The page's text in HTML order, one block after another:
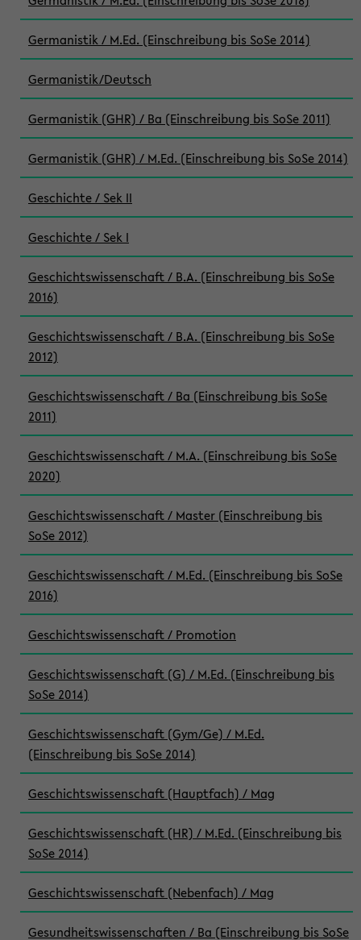
Germanistik / M.Ed. (Einschreibung bis SoSe 2014)
Germanistik/Deutsch
Germanistik (GHR) / Ba (Einschreibung bis SoSe 2011)
Germanistik (GHR) / M.Ed. (Einschreibung bis SoSe 2014)
Geschichte / Sek II
Geschichte / Sek I
Geschichtswissenschaft / B.A. (Einschreibung bis SoSe
2016)
Geschichtswissenschaft / B.A. (Einschreibung bis SoSe
2012)
Geschichtswissenschaft / Ba (Einschreibung bis SoSe
2011)
Geschichtswissenschaft / M.A. (Einschreibung bis SoSe
2020)
Geschichtswissenschaft / Master (Einschreibung bis
SoSe 2012)
Geschichtswissenschaft / M.Ed. (Einschreibung bis SoSe
2016)
Geschichtswissenschaft / Promotion
Geschichtswissenschaft (G) / M.Ed. (Einschreibung bis
SoSe 2014)
Geschichtswissenschaft (Gym/Ge) / M.Ed.
(Einschreibung bis SoSe 2014)
Geschichtswissenschaft (Hauptfach) / Mag
Geschichtswissenschaft (HR) / M.Ed. (Einschreibung bis
SoSe 2014)
Geschichtswissenschaft (Nebenfach) / Mag
Gesundheitswissenschaften / Ba (Einschreibung bis SoSe